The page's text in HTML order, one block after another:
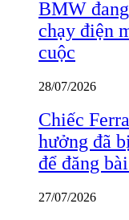
BMW
chạy điện
cuộc
28/07/2026
Chiếc
hưởng đã
để đăng
27/07/2026